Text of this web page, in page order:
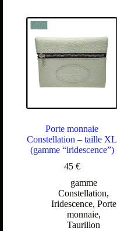
Porte monnaie
Constellation – taille XL
(gamme “iridescence”)
45 €
gamme
Constellation,
Iridescence, Porte
monnaie,
Taurillon